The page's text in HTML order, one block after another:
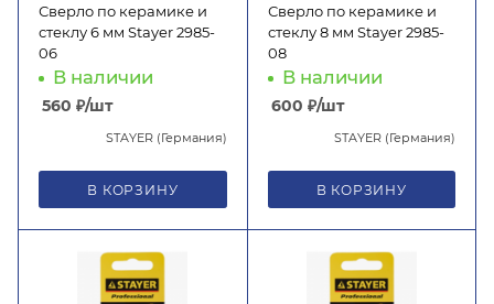
Сверло по керамике и
стеклу 6 мм Stayer 2985-
06
В наличии
560 ₽/шт
STAYER (Германия)
В КОРЗИНУ
Сверло по керамике и
стеклу 8 мм Stayer 2985-
08
В наличии
600 ₽/шт
STAYER (Германия)
В КОРЗИНУ